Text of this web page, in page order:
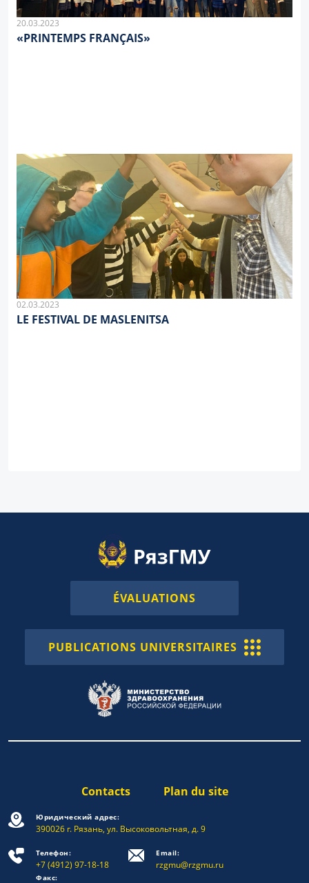
20.03.2023
«PRINTEMPS FRANÇAIS»
02.03.2023
LE FESTIVAL DE MASLENITSA
ÉVALUATIONS
PUBLICATIONS UNIVERSITAIRES
Contacts Plan du site
Юридический адрес:
390026 г. Рязань, ул. Высоковольтная, д. 9
Телефон:
+7 (4912) 97-18-18
Факс:
Email:
rzgmu@rzgmu.ru